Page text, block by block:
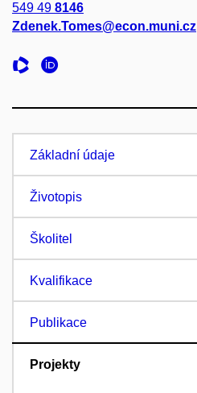
549 49 8146
Zdenek.Tomes@econ.muni.cz
Základní údaje
Životopis
Školitel
Kvalifikace
Publikace
Projekty